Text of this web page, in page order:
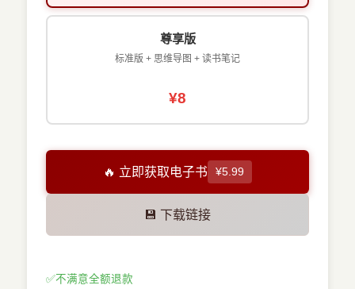
尊享版
标准版 + 思维导图 + 读书笔记
¥8
🔥 立即获取电子书 ¥5.99
💾 下载链接
✅不满意全额退款